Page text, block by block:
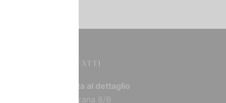
CONTATTI
Vendita al dettaglio
Via Torana 8/B